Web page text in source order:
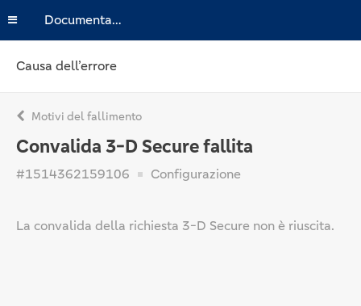
Documentazione
Causa dell’errore
Motivi del fallimento
Convalida 3-D Secure fallita
#1514362159106 Configurazione
La convalida della richiesta 3-D Secure non è riuscita.